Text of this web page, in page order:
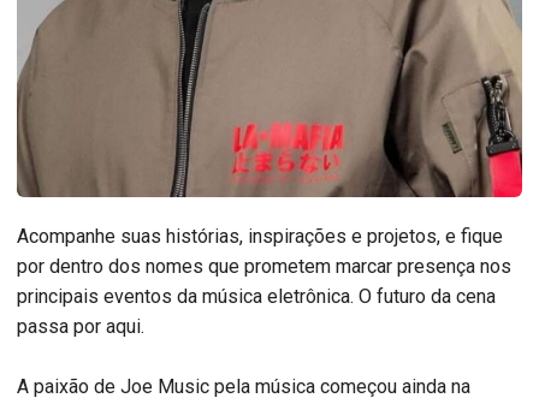
Acompanhe suas histórias, inspirações e projetos, e fique
por dentro dos nomes que prometem marcar presença nos
principais eventos da música eletrônica. O futuro da cena
passa por aqui.
A paixão de Joe Music pela música começou ainda na